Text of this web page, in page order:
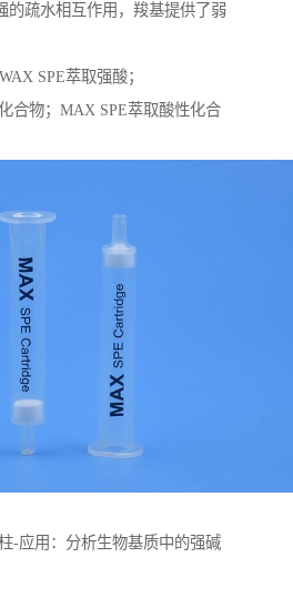
的疏水相互作用，羧基提供了弱
SPE萃取强酸；
合物；MAX SPE萃取酸性化合
-应用：分析生物基质中的强碱